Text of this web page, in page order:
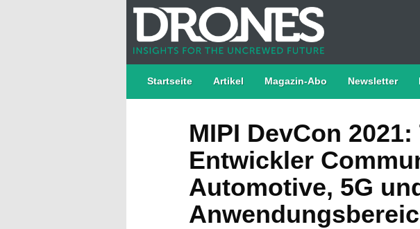
Startseite Artikel Magazin-Abo Newsletter
MIPI DevCon
Entwickler
Automotive, 5G